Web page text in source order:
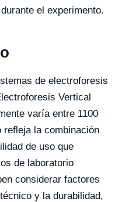
el experimento.
de electroforesis
Vertical
varía entre 1100
refleja la combinación
de uso que
de laboratorio
considerar factores
y la durabilidad,